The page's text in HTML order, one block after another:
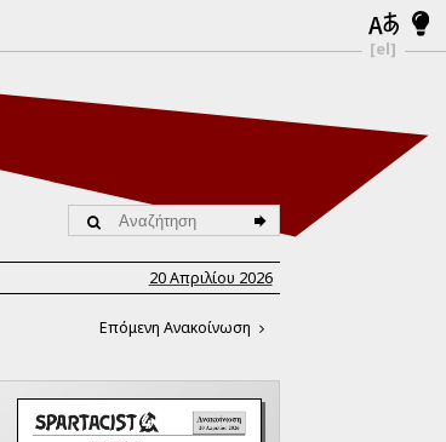
[el]
20 Απριλίου 2026
Επόμενη Ανακοίνωση